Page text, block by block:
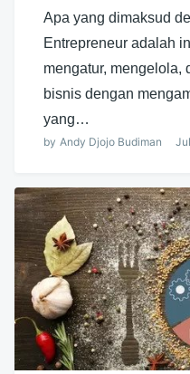
Apa yang dimaksud
Entrepreneur adalah
mengatur, mengelola,
bisnis dengan
yang…
by Andy Djojo Budiman